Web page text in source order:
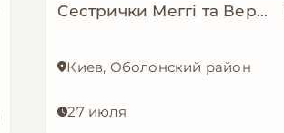
Сестрички Меггі та Верона мріють про родину!
Киев, Оболонский район
27 июля